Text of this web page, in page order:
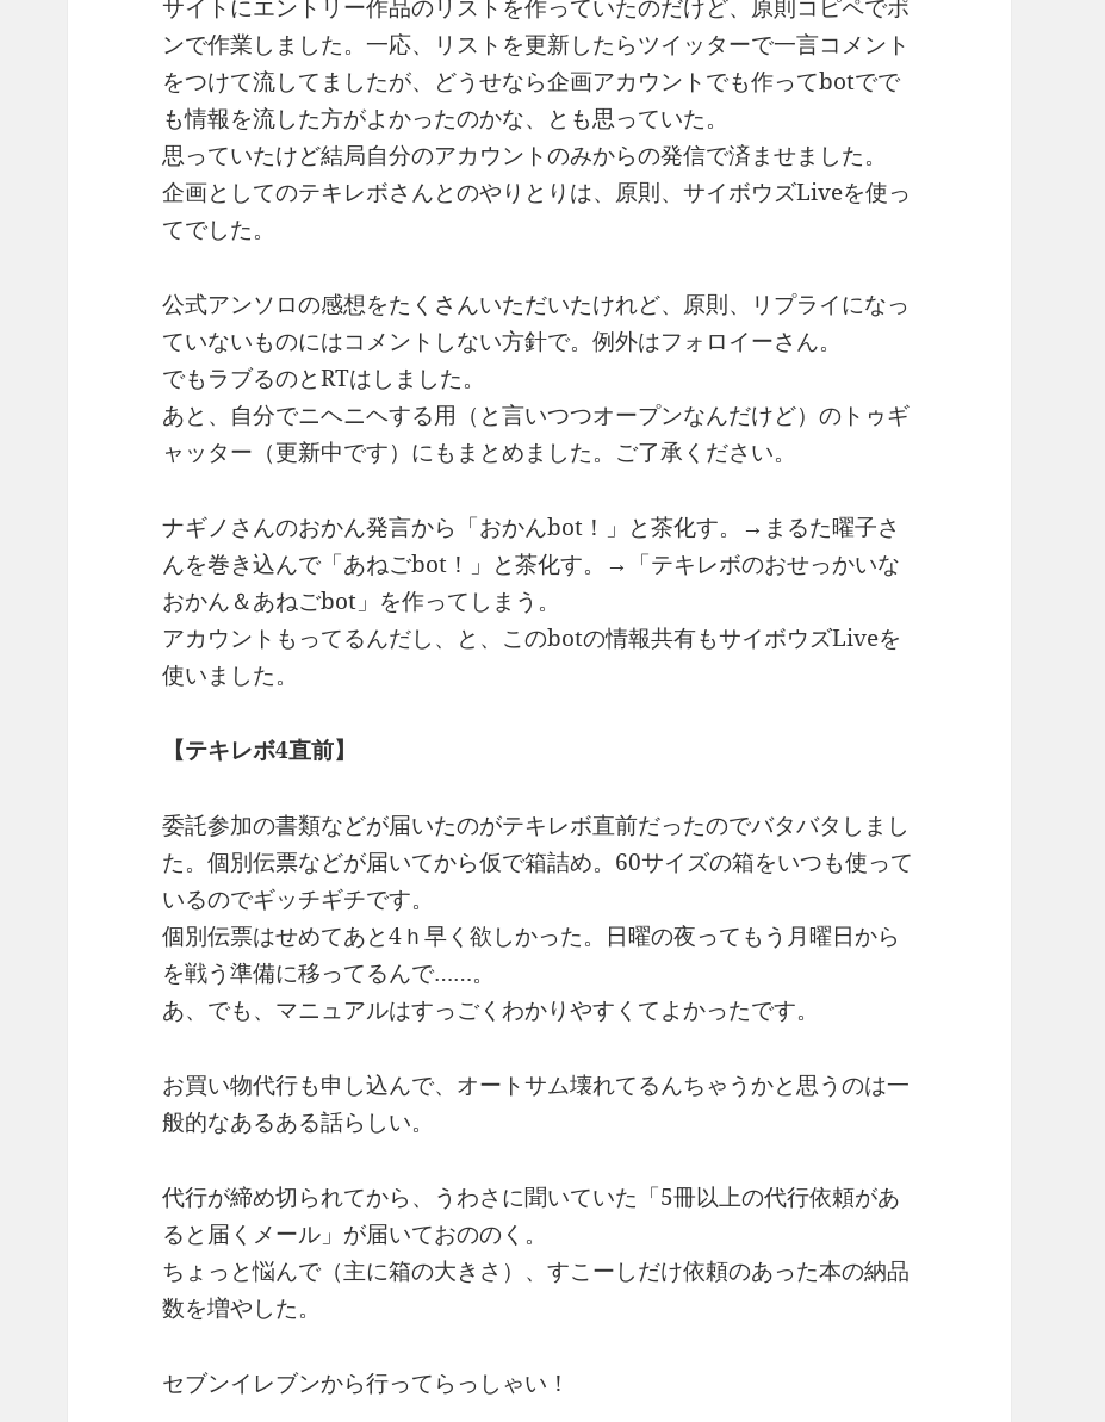
サイトにエントリー作品のリストを作っていたのだけど、原則コピペでポ
ンで作業しました。一応、リストを更新したらツイッターで一言コメント
をつけて流してましたが、どうせなら企画アカウントでも作ってbotでで
も情報を流した方がよかったのかな、とも思っていた。
思っていたけど結局自分のアカウントのみからの発信で済ませました。
企画としてのテキレボさんとのやりとりは、原則、サイボウズLiveを使っ
てでした。
公式アンソロの感想をたくさんいただいたけれど、原則、リプライになっ
ていないものにはコメントしない方針で。例外はフォロイーさん。
でもラブるのとRTはしました。
あと、自分でニヘニヘする用（と言いつつオープンなんだけど）のトゥギ
ャッター（更新中です）にもまとめました。ご了承ください。
ナギノさんのおかん発言から「おかんbot！」と茶化す。→まるた曜子さ
んを巻き込んで「あねごbot！」と茶化す。→「テキレボのおせっかいな
おかん＆あねごbot」を作ってしまう。
アカウントもってるんだし、と、このbotの情報共有もサイボウズLiveを
使いました。
【テキレボ4直前】
委託参加の書類などが届いたのがテキレボ直前だったのでバタバタしまし
た。個別伝票などが届いてから仮で箱詰め。60サイズの箱をいつも使って
いるのでギッチギチです。
個別伝票はせめてあと4ｈ早く欲しかった。日曜の夜ってもう月曜日から
を戦う準備に移ってるんで……。
あ、でも、マニュアルはすっごくわかりやすくてよかったです。
お買い物代行も申し込んで、オートサム壊れてるんちゃうかと思うのは一
般的なあるある話らしい。
代行が締め切られてから、うわさに聞いていた「5冊以上の代行依頼があ
ると届くメール」が届いておののく。
ちょっと悩んで（主に箱の大きさ）、すこーしだけ依頼のあった本の納品
数を増やした。
セブンイレブンから行ってらっしゃい！